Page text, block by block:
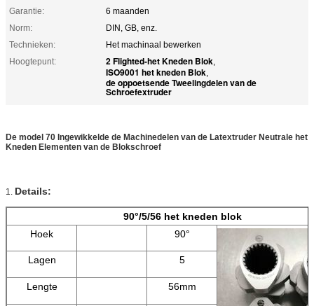
Garantie:
6 maanden
Norm:
DIN, GB, enz.
Technieken:
Het machinaal bewerken
Hoogtepunt:
2 Flighted-het Kneden Blok,
ISO9001 het kneden Blok,
de oppoetsende Tweelingdelen van de
Schroefextruder
De model 70 Ingewikkelde de Machinedelen van de Latextruder Neutrale het
Kneden Elementen van de Blokschroef
1. Details:
90°/5/56 het kneden blok
Hoek
90°
Lagen 5
Lengte 56mm